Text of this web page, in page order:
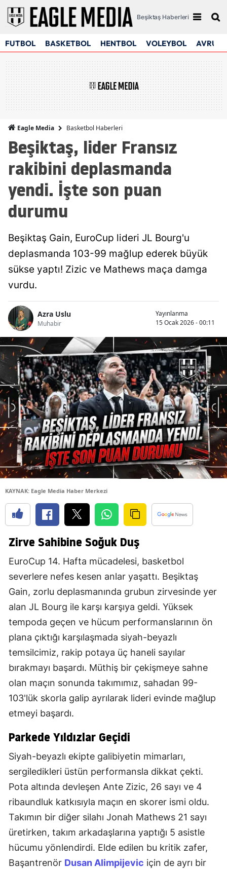
Beşiktaş Haberleri
FUTBOL BASKETBOL HENTBOL VOLEYBOL
Eagle Media Basketbol Haberleri
Beşiktaş, lider Fransız
rakibini deplasmanda
yendi. İşte son puan
durumu
Beşiktaş Gain, EuroCup lideri JL Bourg'u
deplasmanda 103-99 mağlup ederek büyük
sükse yaptı! Zizic ve Mathews maça damga
vurdu.
Azra Uslu
Muhabir
Yayınlanma
15 Ocak 2026 - 00:11
KAYNAK: Eagle Media Haber Merkezi
Zirve Sahibine Soğuk Duş
EuroCup 14. Hafta mücadelesi, basketbol
severlere nefes kesen anlar yaşattı. Beşiktaş
Gain, zorlu deplasmanında grubun zirvesinde yer
alan JL Bourg ile karşı karşıya geldi. Yüksek
tempoda geçen ve hücum performanslarının ön
plana çıktığı karşılaşmada siyah-beyazlı
temsilcimiz, rakip potaya üç haneli sayılar
bırakmayı başardı. Müthiş bir çekişmeye sahne
olan maçın sonunda takımımız, sahadan 99-
103'lük skorla galip ayrılarak lideri evinde mağlup
etmeyi başardı.
Parkede Yıldızlar Geçidi
Siyah-beyazlı ekipte galibiyetin mimarları,
sergiledikleri üstün performansla dikkat çekti.
Pota altında devleşen Ante Zizic, 26 sayı ve 4
ribaundluk katkısıyla maçın en skorer ismi oldu.
Takımın bir diğer silahı Jonah Mathews 21 sayı
üretirken, takım arkadaşlarına yaptığı 5 asistle
hücumu yönlendirdi. Elde edilen bu kritik zafer,
Başantrenör Dusan Alimpijevic için de ayrı bir